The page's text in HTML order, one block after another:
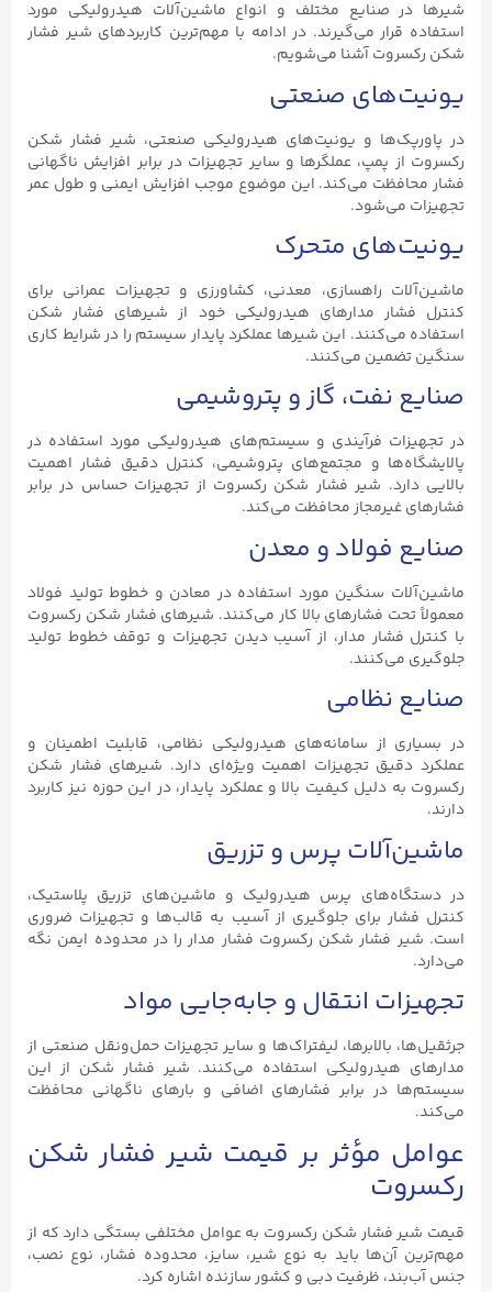
شیرها در صنایع مختلف و انواع ماشین‌آلات هیدرولیکی مورد
استفاده قرار می‌گیرند. در ادامه با مهم‌ترین کاربردهای شیر فشار
شکن رکسروت آشنا می‌شویم.
یونیت‌های صنعتی
در پاورپک‌ها و یونیت‌های هیدرولیکی صنعتی، شیر فشار شکن
رکسروت از پمپ، عملگرها و سایر تجهیزات در برابر افزایش ناگهانی
فشار محافظت می‌کند. این موضوع موجب افزایش ایمنی و طول عمر
تجهیزات می‌شود.
یونیت‌های متحرک
ماشین‌آلات راهسازی، معدنی، کشاورزی و تجهیزات عمرانی برای
کنترل فشار مدارهای هیدرولیکی خود از شیرهای فشار شکن
استفاده می‌کنند. این شیرها عملکرد پایدار سیستم را در شرایط کاری
سنگین تضمین می‌کنند.
صنایع نفت، گاز و پتروشیمی
در تجهیزات فرآیندی و سیستم‌های هیدرولیکی مورد استفاده در
پالایشگاه‌ها و مجتمع‌های پتروشیمی، کنترل دقیق فشار اهمیت
بالایی دارد. شیر فشار شکن رکسروت از تجهیزات حساس در برابر
فشارهای غیرمجاز محافظت می‌کند.
صنایع فولاد و معدن
ماشین‌آلات سنگین مورد استفاده در معادن و خطوط تولید فولاد
معمولاً تحت فشارهای بالا کار می‌کنند. شیرهای فشار شکن رکسروت
با کنترل فشار مدار، از آسیب دیدن تجهیزات و توقف خطوط تولید
جلوگیری می‌کنند.
صنایع نظامی
در بسیاری از سامانه‌های هیدرولیکی نظامی، قابلیت اطمینان و
عملکرد دقیق تجهیزات اهمیت ویژه‌ای دارد. شیرهای فشار شکن
رکسروت به دلیل کیفیت بالا و عملکرد پایدار، در این حوزه نیز کاربرد
دارند.
ماشین‌آلات پرس و تزریق
در دستگاه‌های پرس هیدرولیک و ماشین‌های تزریق پلاستیک،
کنترل فشار برای جلوگیری از آسیب به قالب‌ها و تجهیزات ضروری
است. شیر فشار شکن رکسروت فشار مدار را در محدوده ایمن نگه
می‌دارد.
تجهیزات انتقال و جابه‌جایی مواد
جرثقیل‌ها، بالابرها، لیفتراک‌ها و سایر تجهیزات حمل‌ونقل صنعتی از
مدارهای هیدرولیکی استفاده می‌کنند. شیر فشار شکن از این
سیستم‌ها در برابر فشارهای اضافی و بارهای ناگهانی محافظت
می‌کند.
عوامل مؤثر بر قیمت شیر فشار شکن
رکسروت
قیمت شیر فشار شکن رکسروت به عوامل مختلفی بستگی دارد که از
مهم‌ترین آن‌ها باید به نوع شیر، سایز، محدوده فشار، نوع نصب،
جنس آب‌بند، ظرفیت دبی و کشور سازنده اشاره کرد.